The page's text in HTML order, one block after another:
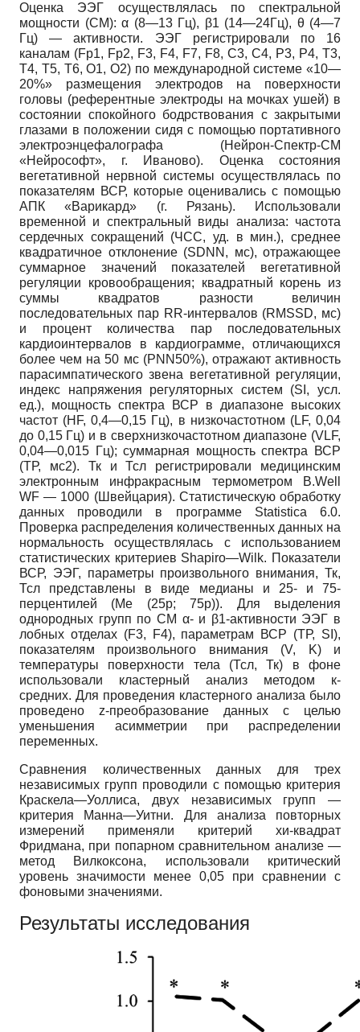
Оценка ЭЭГ осуществлялась по спектральной
мощности (СМ): α (8—13 Гц), β1 (14—24Гц), θ (4—7
Гц) — активности. ЭЭГ регистрировали по 16
каналам (Fp1, Fp2, F3, F4, F7, F8, C3, C4, P3, P4, T3,
T4, T5, T6, O1, O2) по международной системе «10—
20%» размещения электродов на поверхности
головы (референтные электроды на мочках ушей) в
состоянии спокойного бодрствования с закрытыми
глазами в положении сидя с помощью портативного
электроэнцефалографа (Нейрон-Спектр-СМ
«Нейрософт», г. Иваново). Оценка состояния
вегетативной нервной системы осуществлялась по
показателям ВСР, которые оценивались с помощью
АПК «Варикард» (г. Рязань). Использовали
временной и спектральный виды анализа: частота
сердечных сокращений (ЧСС, уд. в мин.), среднее
квадратичное отклонение (SDNN, мс), отражающее
суммарное значений показателей вегетативной
регуляции кровообращения; квадратный корень из
суммы квадратов разности величин
последовательных пар RR-интервалов (RMSSD, мс)
и процент количества пар последовательных
кардиоинтервалов в кардиограмме, отличающихся
более чем на 50 мс (PNN50%), отражают активность
парасимпатического звена вегетативной регуляции,
индекс напряжения регуляторных систем (SI, усл.
ед.), мощность спектра ВСР в диапазоне высоких
частот (HF, 0,4—0,15 Гц), в низкочастотном (LF, 0,04
до 0,15 Гц) и в сверхнизкочастотном диапазоне (VLF,
0,04—0,015 Гц); суммарная мощность спектра ВСР
(ТР, мс2). Тк и Тсл регистрировали медицинским
электронным инфракрасным термометром B.Well
WF — 1000 (Швейцария). Статистическую обработку
данных проводили в программе Statistica 6.0.
Проверка распределения количественных данных на
нормальность осуществлялась с использованием
статистических критериев Shapiro—Wilk. Показатели
ВСР, ЭЭГ, параметры произвольного внимания, Тк,
Тсл представлены в виде медианы и 25- и 75-
перцентилей (Ме (25р; 75р)). Для выделения
однородных групп по СМ α- и β1-активности ЭЭГ в
лобных отделах (F3, F4), параметрам ВСР (ТР, SI),
показателям произвольного внимания (V, K) и
температуры поверхности тела (Тсл, Тк) в фоне
использовали кластерный анализ методом к-
средних. Для проведения кластерного анализа было
проведено z-преобразование данных с целью
уменьшения асимметрии при распределении
переменных.
Сравнения количественных данных для трех
независимых групп проводили с помощью критерия
Краскела—Уоллиса, двух независимых групп —
критерия Манна—Уитни. Для анализа повторных
измерений применяли критерий хи-квадрат
Фридмана, при попарном сравнительном анализе —
метод Вилкоксона, использовали критический
уровень значимости менее 0,05 при сравнении с
фоновыми значениями.
Результаты исследования